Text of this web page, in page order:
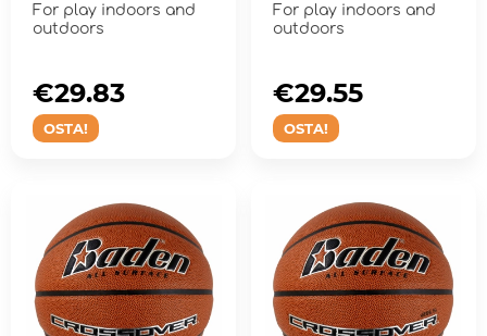
For play indoors and
outdoors
OSTA!
€29.83
For play indoors and
outdoors
OSTA!
€29.55